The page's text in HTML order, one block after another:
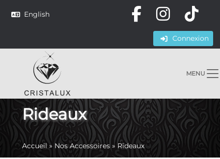
English
Connexion
MENU
Rideaux
Accueil» Nos Accessoires»Rideaux